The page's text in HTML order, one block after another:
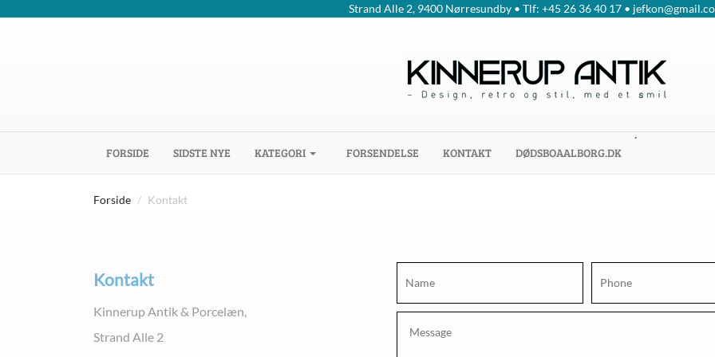
Strand Alle 2, 9400 Nørresundby • Tlf: +45 26 36 40 17 •
FORSIDE (CURRENT)
SIDSTE NYE KATEGORI FORSENDELSE KONTAKT DØDSBOAALBORG.DK
´
Forside Kontakt
Kontakt
Kinnerup Antik & Porcelæn,
Strand Alle 2